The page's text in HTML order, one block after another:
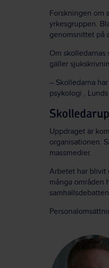
Forskningen om
yrkesgruppen.
genomsnittet på
Om
gäller
– Skolledarna
psykologi ,
Uppdraget är
organisationen.
massmedier.
Arbetet har blivit
många områden